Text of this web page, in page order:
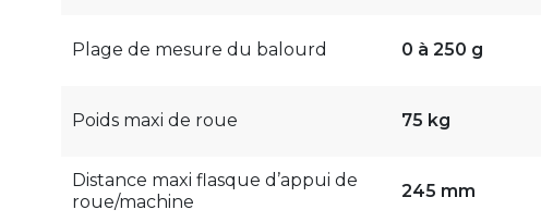
Plage de mesure du balourd 0 à 250 g
Poids maxi de roue 75 kg
Distance maxi flasque d’appui de
roue/machine
245 mm